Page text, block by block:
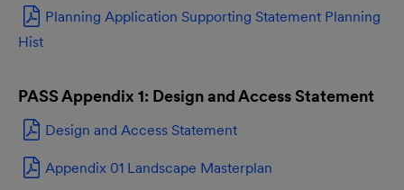
Planning Application Supporting Statement Planning
Hist
PASS Appendix 1: Design and Access Statement
Design and Access Statement
Appendix 01 Landscape Masterplan